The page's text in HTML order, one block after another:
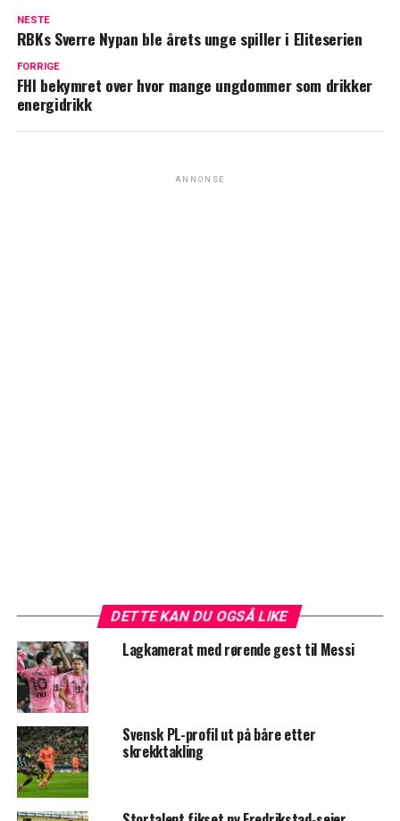
NESTE
RBKs Sverre Nypan ble årets unge spiller i Eliteserien
FORRIGE
FHI bekymret over hvor mange ungdommer som drikker
energidrikk
ANNONSE
DETTE KAN DU OGSÅ LIKE
Lagkamerat med rørende gest til Messi
Svensk PL-profil ut på båre etter
skrekktakling